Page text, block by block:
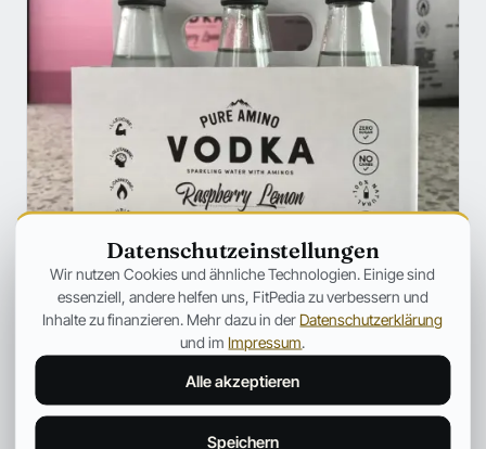
ERNÄHRUNG
VODKA trifft Aminosäuren – wird
DAS der NEUE TREND der
Supplementindustrie?
Die Supplementindustrie hat heutzutage definitiv so
einiges in petto, was nicht unbedingt immer so viel
Nutzen für den Konsumenten hat.
26. Okt. 2024 2 Min.
Datenschutzeinstellungen
Wir nutzen Cookies und ähnliche Technologien. Einige sind
essenziell, andere helfen uns, FitPedia zu verbessern und
Inhalte zu finanzieren. Mehr dazu in der Datenschutzerklärung
und im Impressum.
Alle akzeptieren
Speichern